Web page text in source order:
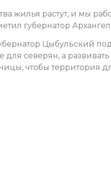
жилья растут, и мы
губернатор
Цыбульский
для северян, а
чтобы территория